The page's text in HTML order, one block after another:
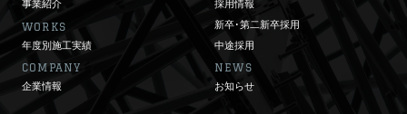
事業紹介 採用情報
WORKS
新卒･第二新卒採用
年度別施工実績
中途採用
COMPANY NEWS
企業情報 お知らせ